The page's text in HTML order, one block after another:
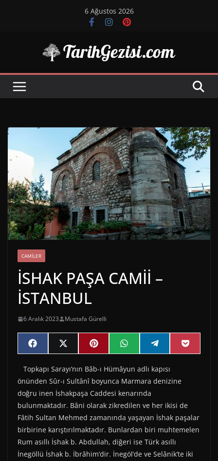
6 Ağustos 2026
CAMILER
İSHAK PAŞA CAMİİ –
İSTANBUL
6 Aralık 2023 Mustafa Gürelli
Share
on
F
a
e
b
o
o
k
Share
on
X
(
w
i
t
t
e
r
)
Share
on
P
i
t
e
r
e
s
t
Share
on
W
h
t
s
A
p
p
Share
on
e
e
g
r
m
Share
on
P
o
Topkapı Sarayı’nın Bâb-ı Hümâyun adlı kapısı
önünden Sûr-ı Sultânî boyunca Marmara denizine
doğru inen İshakpaşa Caddesi kenarında
bulunmaktadır. Bâni olarak zikredilen ve her ikisi de
Fâtih Sultan Mehmed zamanında yaşayan İshak paşalar
birbirine karıştırılmaktadır. Bunlardan biri muhtemelen
Rum asıllı İshak b. Abdullah, diğeri ise Türk asıllı
İnegöllü İshak b. İbrâhim’dir. İnegöl’de ve Selânik’te iki